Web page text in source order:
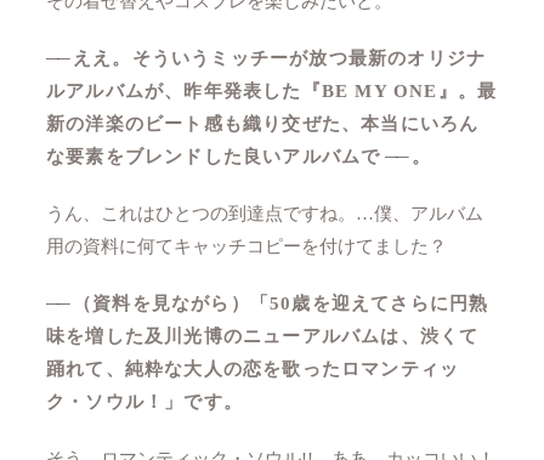
── ええ。そういうミッチーが放つ最新のオリジナ
ルアルバムが、昨年発表した『BE MY ONE』。最
新の洋楽のビート感も織り交ぜた、本当にいろん
な要素をブレンドした良いアルバムで ── 。
うん、これはひとつの到達点ですね。…僕、アルバム
用の資料に何てキャッチコピーを付けてました？
──
（資料を見ながら）「50歳を迎えてさらに円熟
味を増した及川光博のニューアルバムは、渋くて
踊れて、純粋な大人の恋を歌ったロマンティッ
ク・ソウル！」です。